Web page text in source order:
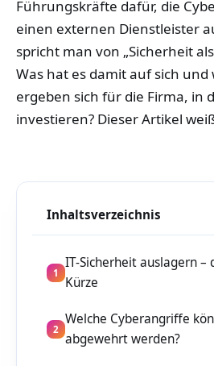
Führungskräfte dafür, die
einen externen Dienstleister
spricht man von „Sicherheit
Was hat es damit auf sich und
ergeben sich für die Firma, in
investieren? Dieser Artikel
Inhaltsverzeichnis
1
IT-Sicherheit auslagern –
Kürze
2
Welche Cyberangriffe
abgewehrt werden?